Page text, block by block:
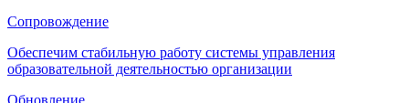
Сопровождение
Обеспечим стабильную работу системы управления
образовательной деятельностью организации